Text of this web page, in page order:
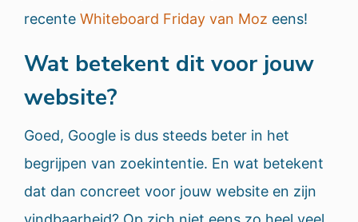
recente Whiteboard Friday van Moz eens!
Wat betekent dit voor jouw
website?
Goed, Google is dus steeds beter in het
begrijpen van zoekintentie. En wat betekent
dat dan concreet voor jouw website en zijn